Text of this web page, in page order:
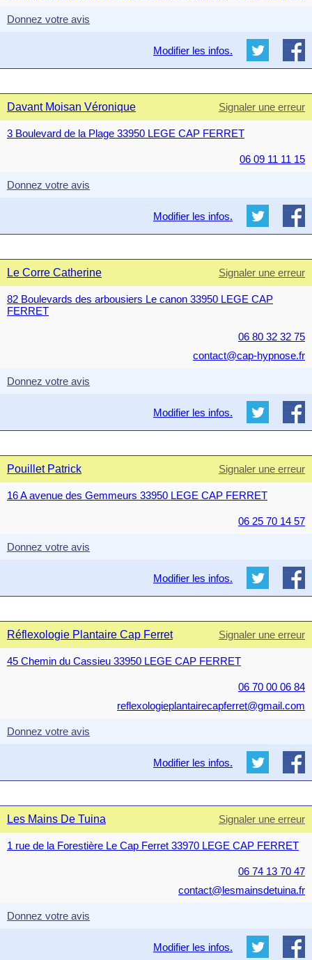
Donnez votre avis
Modifier les infos.
Davant Moisan Véronique Signaler une erreur
3 Boulevard de la Plage 33950 LEGE CAP FERRET
06 09 11 11 15
Donnez votre avis
Modifier les infos.
Le Corre Catherine Signaler une erreur
82 Boulevards des arbousiers Le canon 33950 LEGE CAP
FERRET
06 80 32 32 75
contact@cap-hypnose.fr
Donnez votre avis
Modifier les infos.
Pouillet Patrick Signaler une erreur
16 A avenue des Gemmeurs 33950 LEGE CAP FERRET
06 25 70 14 57
Donnez votre avis
Modifier les infos.
Réflexologie Plantaire Cap Ferret Signaler une erreur
45 Chemin du Cassieu 33950 LEGE CAP FERRET
06 70 00 06 84
reflexologieplantairecapferret@gmail.com
Donnez votre avis
Modifier les infos.
Les Mains De Tuina Signaler une erreur
1 rue de la Forestière Le Cap Ferret 33970 LEGE CAP FERRET
06 74 13 70 47
contact@lesmainsdetuina.fr
Donnez votre avis
Modifier les infos.